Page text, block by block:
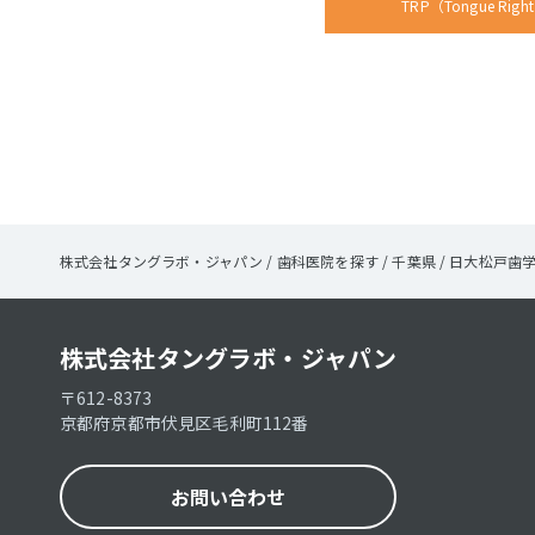
TRP（Tongue
株式会社タングラボ・ジャパン / 歯科医院を探す/千葉県/ 日大松戸歯
株式会社タングラボ・ジャパン
〒612-8373
京都府京都市伏見区毛利町112番
お問い合わせ